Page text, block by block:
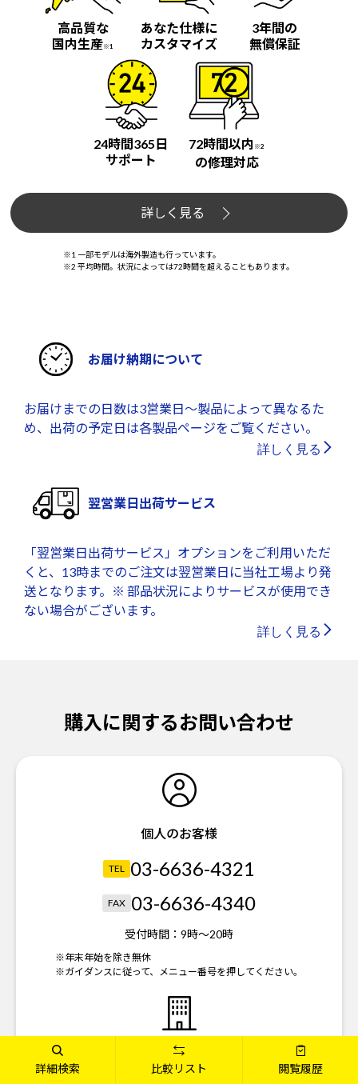
高品質な
国内生産※1
あなた仕様に
カスタマイズ
3年間の
無償保証
24時間365日
サポート
72時間以内 ※2
の修理対応
詳しく見る
※1 一部モデルは海外製造も行っています。
※2 平均時間。状況によっては72時間を超えることもあります。
お届け納期について
お届けまでの日数は3営業日～製品によって異なるた
め、出荷の予定日は各製品ページをご覧ください。
詳しく見る
翌営業日出荷サービス
「翌営業日出荷サービス」オプションをご利用いただ
くと、13時までのご注文は翌営業日に当社工場より発
送となります。※ 部品状況によりサービスが使用でき
ない場合がございます。
詳しく見る
購入に関するお問い合わせ
個人のお客様
TEL 03-6636-4321
FAX 03-6636-4340
受付時間： 9時～20時
※年末年始を除き無休
※ガイダンスに従って、メニュー番号を押してください。
法人のお客様
詳細検索 比較リスト 閲覧履歴